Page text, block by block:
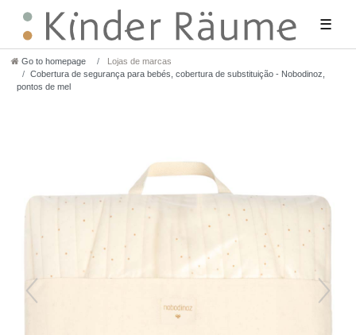
☰
Go to homepage
Lojas de marcas
Cobertura de segurança para bebés, cobertura de substituição - Nobodinoz,
pontos de mel